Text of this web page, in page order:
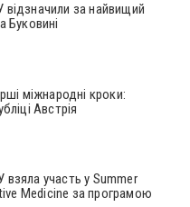
за найвищий
Буковині
міжнародні кроки:
Австрія
участь у Summer
Medicine за програмою